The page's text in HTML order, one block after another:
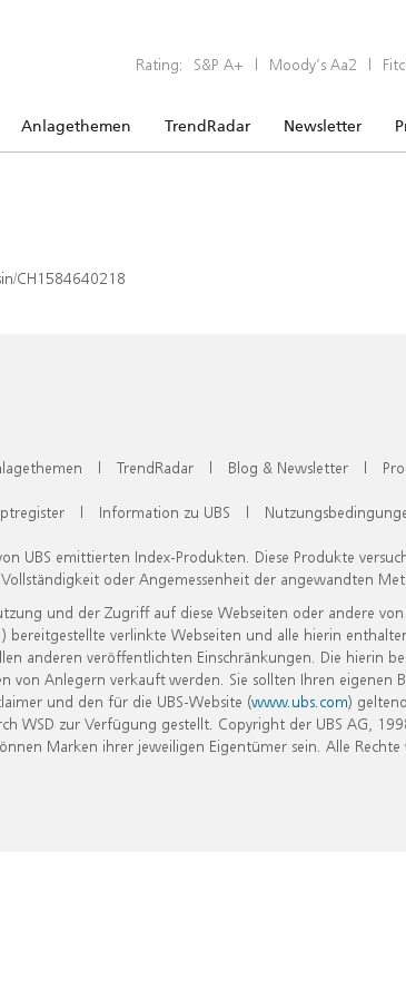
Rating: S&P A+ | Moody’s Aa2 |
Anlagethemen TrendRadar Newsletter
CH1584640218
| TrendRadar | Blog & Newsletter |
| Information zu UBS |
UBS emittierten Index-Produkten. Diese Produkte
oder Angemessenheit der angewandten
und der Zugriff auf diese Webseiten oder andere
verlinkte Webseiten und alle hierin
anderen veröffentlichten Einschränkungen. Die hierin
Anlegern verkauft werden. Sie sollten Ihren eigenen
und den für die UBS-Website (www.ubs.com)
zur Verfügung gestellt. Copyright der UBS AG,
Marken ihrer jeweiligen Eigentümer sein. Alle Rechte